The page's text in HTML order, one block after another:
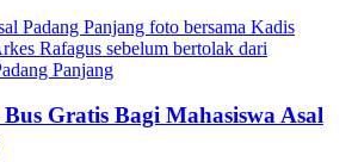
Gratis Bagi Mahasiswa Asal